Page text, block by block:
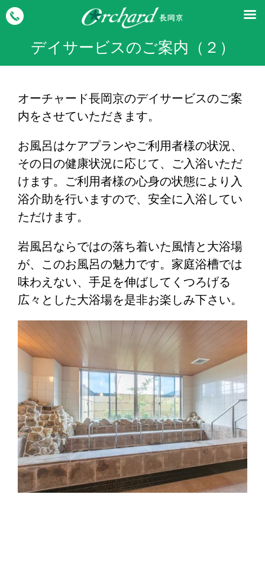
デイサービスのご案内（２）
オーチャード長岡京のデイサービスのご案
内をさせていただきます。
お風呂はケアプランやご利用者様の状況、
その日の健康状況に応じて、ご入浴いただ
けます。ご利用者様の心身の状態により入
浴介助を行いますので、安全に入浴してい
ただけます。
岩風呂ならではの落ち着いた風情と大浴場
が、このお風呂の魅力です。家庭浴槽では
味わえない、手足を伸ばしてくつろげる
広々とした大浴場を是非お楽しみ下さい。